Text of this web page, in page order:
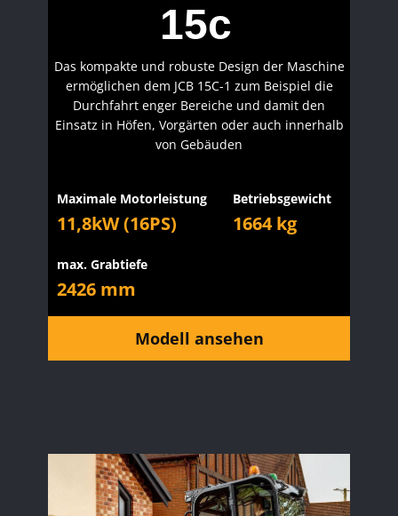
15c
Das kompakte und robuste Design der Maschine
ermöglichen dem JCB 15C-1 zum Beispiel die
Durchfahrt enger Bereiche und damit den
Einsatz in Höfen, Vorgärten oder auch innerhalb
von Gebäuden
Maximale Motorleistung
11,8kW (16PS)
Betriebsgewicht
1664 kg
max. Grabtiefe
2426 mm
Modell ansehen